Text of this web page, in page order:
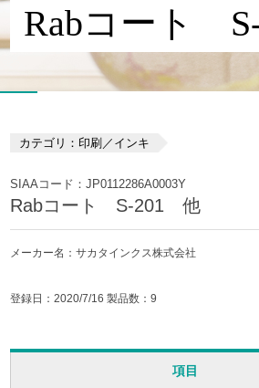
Rabコート
カテゴリ：印刷／インキ
SIAAコード：JP0112286A0003Y
Rabコート S-201 他
メーカー名：サカタインクス株式会社
登録日：2020/7/16 製品数：9
項目